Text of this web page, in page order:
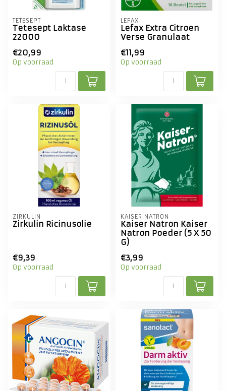
TETESEPT
Tetesept Laktase
22000
€20,99
Op voorraad
LEFAX
Lefax Extra Citroen
Verse Granulaat
€11,99
Op voorraad
ZIRKULIN
Zirkulin Ricinusolie
€9,39
Op voorraad
KAISER NATRON
Kaiser Natron Kaiser
Natron Poeder (5 X 50
G)
€3,99
Op voorraad